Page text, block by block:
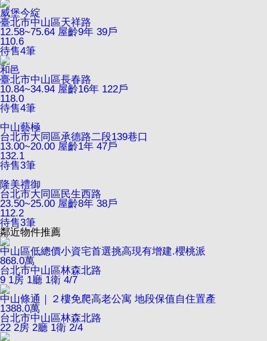
威堡今綻
臺北市中山區天祥路
12.58~75.64 屋齡9年 39戶
110.6
待售4筆
和邑
臺北市中山區長春路
10.84~34.94 屋齡16年 122戶
118.0
待售4筆
中山藝極
台北市大同區承德路二段139巷口
13.00~20.00 屋齡1年 47戶
132.1
待售3筆
隆美禮御
台北市大同區民生西路
23.50~25.00 屋齡8年 38戶
112.2
待售3筆
鄰近物件推薦
中山區低總價小資宅首選挑高現有增建.櫻桃派
868.0萬
台北市中山區林森北路
9 1房 1廳 1衛 4/7
中山條通｜２樓免爬高老公寓 地段保值自住置產
1388.0萬
台北市中山區林森北路
22 2房 2廳 1衛 2/4